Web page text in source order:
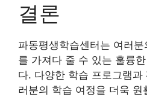
결론
파동평생학습센터는 여러
를 가져다 줄 수 있는 훌륭
다. 다양한 학습 프로그램과
러분의 학습 여정을 더욱 원